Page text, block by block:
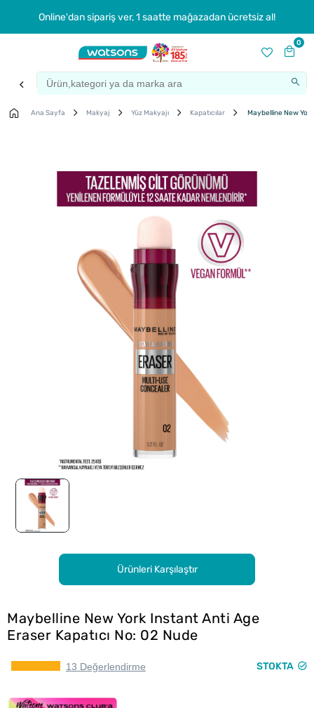
Online'dan sipariş ver, 1 saatte mağazadan ücretsiz al!
0
Ana Sayfa Makyaj Yüz Makyajı Kapatıcılar Maybelline New
Ürünleri Karşılaştır
Maybelline New York Instant Anti Age
Eraser Kapatıcı No: 02 Nude
13 Değerlendirme STOKTA